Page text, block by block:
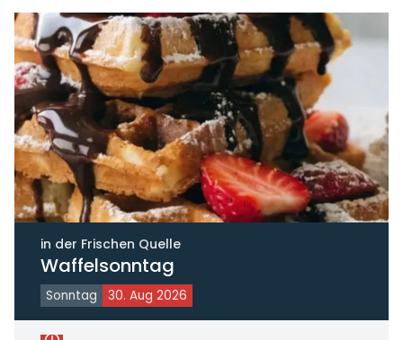
in der Frischen Quelle
Waffelsonntag
Sonntag 30. Aug 2026